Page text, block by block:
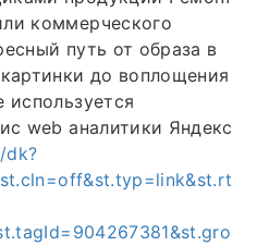
коммерческого
путь от образа в
до воплощения
web аналитики Яндекс
dk?